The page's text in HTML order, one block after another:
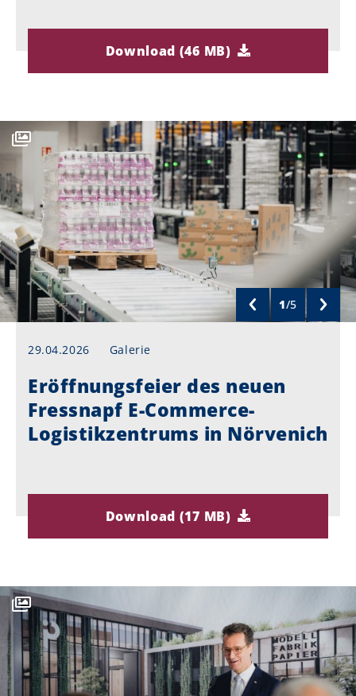
Download (46 MB)
1/5
29.04.2026 Galerie
Eröffnungsfeier des neuen
Fressnapf E-Commerce-
Logistikzentrums in Nörvenich
Download (17 MB)